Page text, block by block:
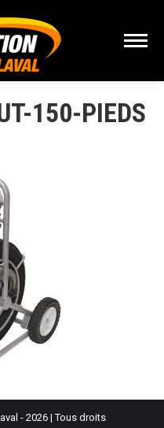
150-PIEDS
- 2026 | Tous droits